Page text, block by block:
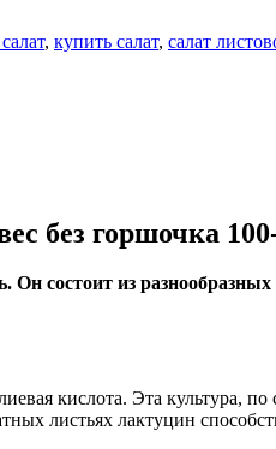
, купить салат, салат
без горшочка
Он состоит из
кислота. Эта культура, по
листьях лактуцин